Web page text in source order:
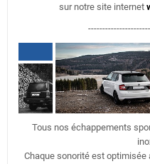
sur notre site internet
Tous nos échappements
Chaque sonorité est